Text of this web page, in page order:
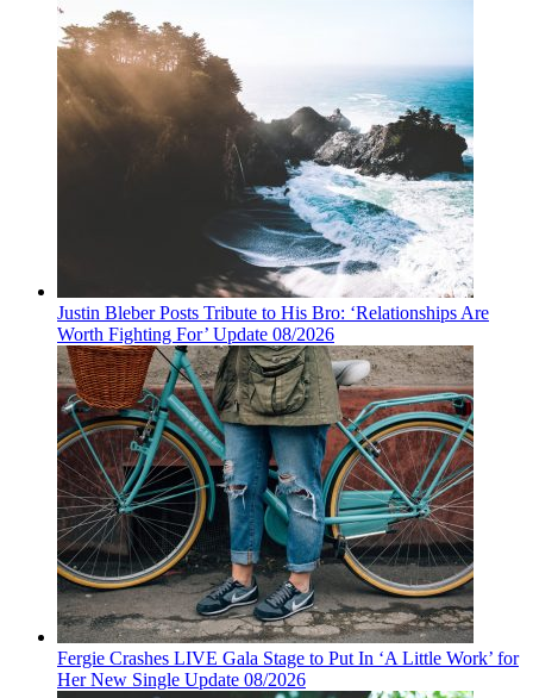
Justin Bleber Posts Tribute to His Bro: ‘Relationships Are
Worth Fighting For’ Update 08/2026
Fergie Crashes LIVE Gala Stage to Put In ‘A Little Work’ for
Her New Single Update 08/2026